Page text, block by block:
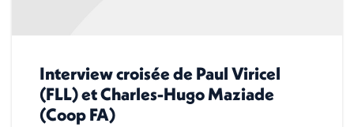
Interview croisée de Paul Viricel
(FLL) et Charles-Hugo Maziade
(Coop FA)